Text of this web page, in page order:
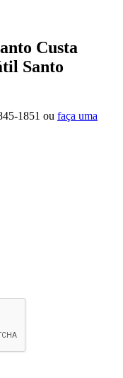
Custa
Santo
1851 ou faça uma